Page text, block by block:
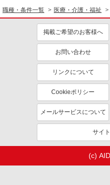
職種・条件一覧 医療・介護・福祉
掲載ご希望のお客様へ
お問い合わせ
リンクについて
Cookieポリシー
メールサービスについて
サイ
(c)